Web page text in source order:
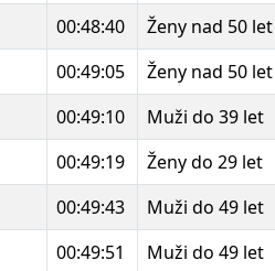
00:48:40 Ženy nad 50 let
00:49:05 Ženy nad 50 let
00:49:10 Muži do 39 let
00:49:19 Ženy do 29 let
00:49:43 Muži do 49 let
00:49:51 Muži do 49 let